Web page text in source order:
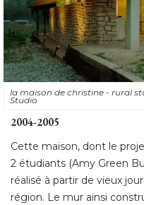
la maison de christine - rural
Studio
2004-2005
Cette maison, dont le
2 étudiants (Amy Green
réalisé à partir de vieux
région. Le mur ainsi